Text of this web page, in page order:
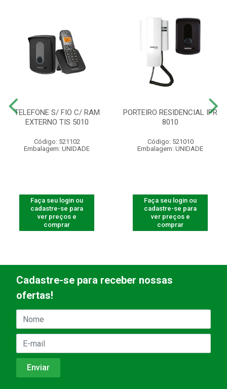
TELEFONE S/ FIO C/ RAM
EXTERNO TIS 5010
Código: 521102
Embalagem: UNIDADE
Faça seu login ou
cadastre-se para
ver preços e
comprar
PORTEIRO RESIDENCIAL IPR
8010
Código: 521010
Embalagem: UNIDADE
Faça seu login ou
cadastre-se para
ver preços e
comprar
Cadastre-se para receber nossas
ofertas!